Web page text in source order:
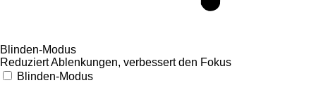
Blinden-Modus
Reduziert Ablenkungen, verbessert den Fokus
Blinden-Modus